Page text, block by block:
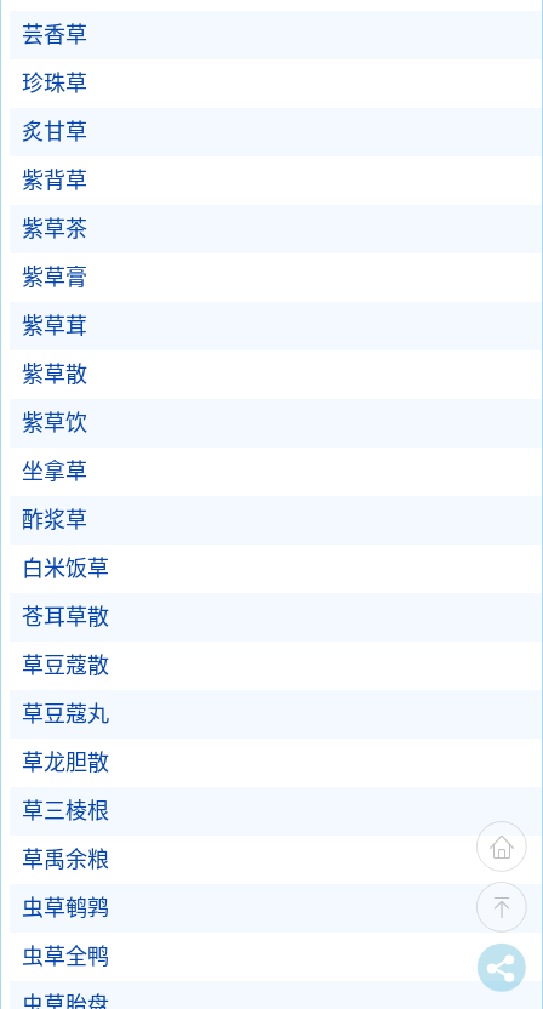
芸香草
珍珠草
炙甘草
紫背草
紫草茶
紫草膏
紫草茸
紫草散
紫草饮
坐拿草
酢浆草
白米饭草
苍耳草散
草豆蔻散
草豆蔻丸
草龙胆散
草三棱根
草禹余粮
虫草鹌鹑
虫草全鸭